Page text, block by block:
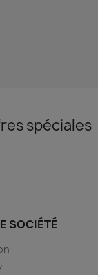
spéciales
SOCIÉTÉ